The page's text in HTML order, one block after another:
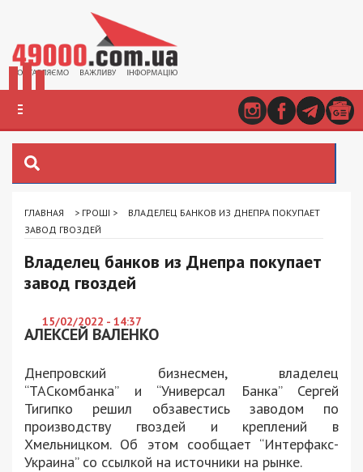
ГЛАВНАЯ > ГРОШІ >
ВЛАДЕЛЕЦ БАНКОВ ИЗ ДНЕПРА ПОКУПАЕТ
ЗАВОД ГВОЗДЕЙ
Владелец банков из Днепра покупает
завод гвоздей
15/02/2022 - 14:37
АЛЕКСЕЙ ВАЛЕНКО
Днепровский бизнесмен, владелец
“ТАСкомбанка” и “Универсал Банка” Сергей
Тигипко решил обзавестись заводом по
производству гвоздей и креплений в
Хмельницком. Об этом сообщает “Интерфакс-
Украина” со ссылкой на источники на рынке.